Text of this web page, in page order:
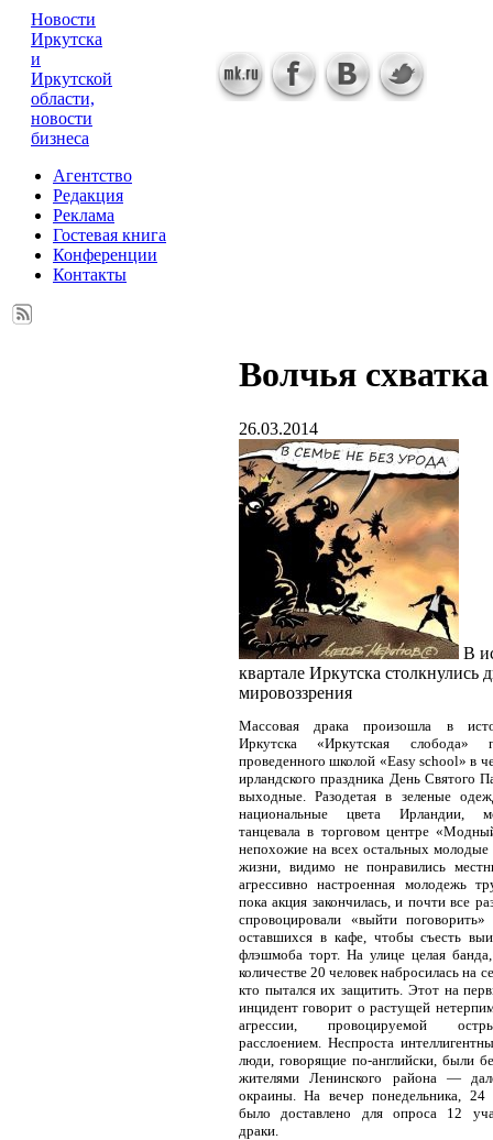
Новости
Иркутска
и
Иркутской
области,
новости
бизнеса
Агентство
Редакция
Реклама
Гостевая книга
Конференции
Контакты
Волчья схватка
26.03.2014
В
квартале Иркутска столкнулись
мировоззрения
Массовая драка произошла в
Иркутска «Иркутская слобода»
проведенного школой «Easy school» в
ирландского праздника День Святого
выходные. Разодетая в зеленые
национальные цвета Ирландии,
танцевала в торговом центре
непохожие на всех остальных
жизни, видимо не понравились
агрессивно настроенная молодежь
пока акция закончилась, и почти все
спровоцировали «выйти поговорить»
оставшихся в кафе, чтобы съесть
флэшмоба торт. На улице целая
количестве 20 человек набросилась на
кто пытался их защитить. Этот на
инцидент говорит о растущей
агрессии, провоцируемой
расслоением. Неспроста
люди, говорящие по-английски, были
жителями Ленинского района —
окраины. На вечер понедельника,
было доставлено для опроса 12
драки.